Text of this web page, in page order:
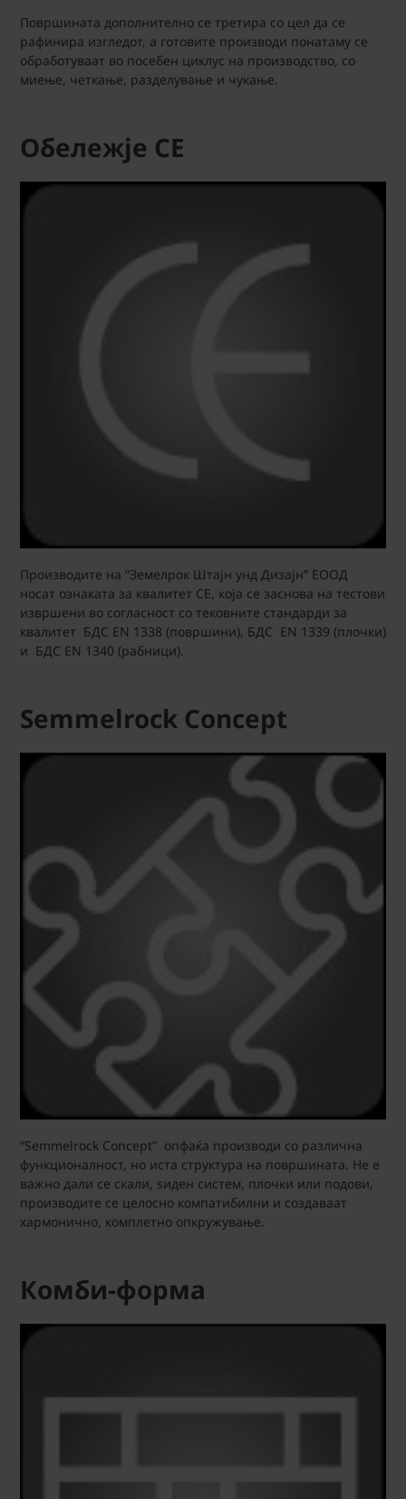
Површината дополнително се третира со цел да се
рафинира изгледот, а готовите производи понатаму се
обработуваат во посебен циклус на производство, со
миење, четкање, разделување и чукање.
Обележје CE
Производите на “Земелрок Штајн унд Дизајн” ЕООД
носат ознаката за квалитет CE, која се заснова на тестови
извршени во согласност со тековните стандарди за
квалитет БДС EN 1338 (површини), БДС EN 1339 (плочки)
и БДС EN 1340 (рабници).
Semmelrock Concept
“Semmelrock Concept” опфаќа производи со различна
функционалност, но иста структура на површината. Не е
важно дали се скали, ѕиден систем, плочки или подови,
производите се целосно компатибилни и создаваат
хармонично, комплетно опкружување.
Комби-форма